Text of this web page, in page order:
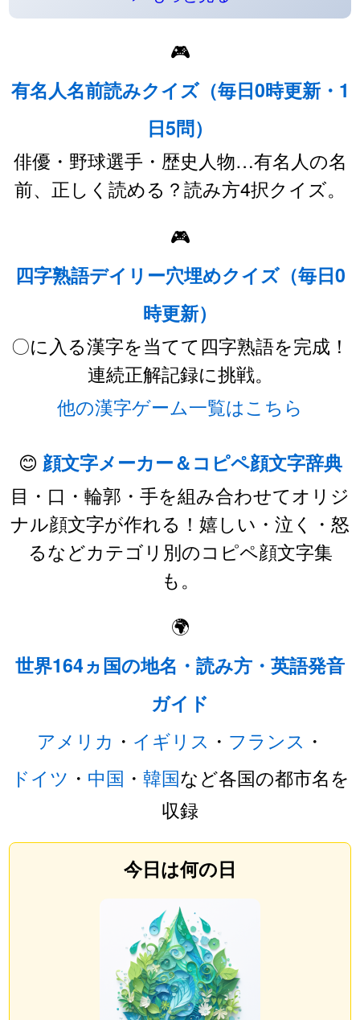
🎮
有名人名前読みクイズ（毎日0時更新・1
日5問）
俳優・野球選手・歴史人物…有名人の名
前、正しく読める？読み方4択クイズ。
🎮
四字熟語デイリー穴埋めクイズ（毎日0
時更新）
〇に入る漢字を当てて四字熟語を完成！
連続正解記録に挑戦。
他の漢字ゲーム一覧はこちら
😊 顔文字メーカー＆コピペ顔文字辞典
目・口・輪郭・手を組み合わせてオリジ
ナル顔文字が作れる！嬉しい・泣く・怒
るなどカテゴリ別のコピペ顔文字集
も。
🌍
世界164ヵ国の地名・読み方・英語発音
ガイド
アメリカ ・ イギリス ・ フランス ・
ドイツ ・ 中国 ・ 韓国など各国の都市名を
収録
今日は何の日